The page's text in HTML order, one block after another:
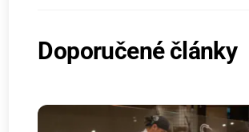
Doporučené články